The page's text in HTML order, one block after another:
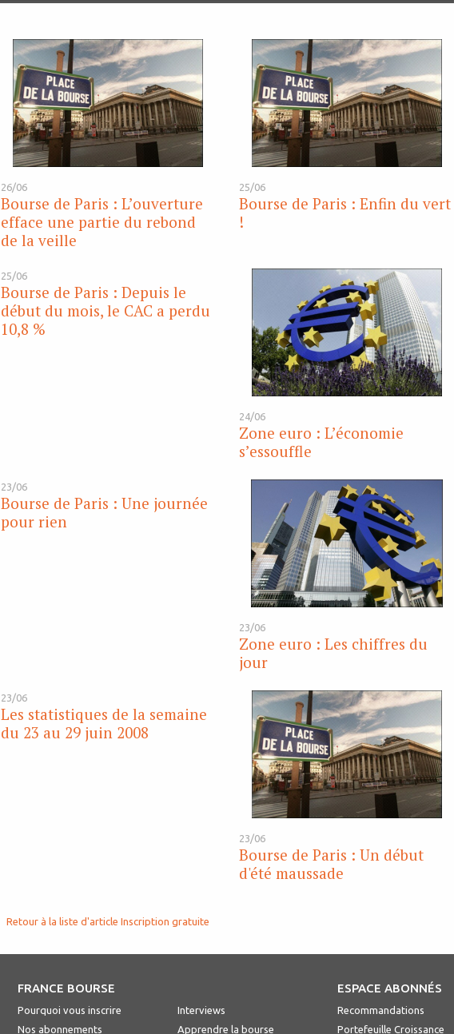
26/06
Bourse de Paris : L’ouverture
efface une partie du rebond
de la veille
25/06
Bourse de Paris : Enfin du vert
!
25/06
Bourse de Paris : Depuis le
début du mois, le CAC a perdu
10,8 %
24/06
Zone euro : L’économie
s’essouffle
23/06
Bourse de Paris : Une journée
pour rien
23/06
Zone euro : Les chiffres du
jour
23/06
Les statistiques de la semaine
du 23 au 29 juin 2008
23/06
Bourse de Paris : Un début
d'été maussade
Retour à la liste d'article Inscription gratuite
FRANCE BOURSE
Pourquoi vous inscrire
Nos abonnements
Interviews
Apprendre la bourse
ESPACE ABONNÉS
Recommandations
Portefeuille Croissance